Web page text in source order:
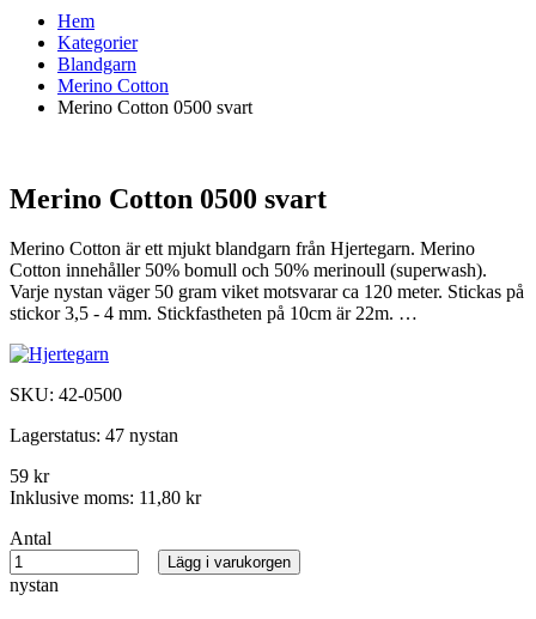
Hem
Kategorier
Blandgarn
Merino Cotton
Merino Cotton 0500 svart
Merino Cotton 0500 svart
Merino Cotton är ett mjukt blandgarn från Hjertegarn. Merino
Cotton innehåller 50% bomull och 50% merinoull (superwash).
Varje nystan väger 50 gram viket motsvarar ca 120 meter. Stickas på
stickor 3,5 - 4 mm. Stickfastheten på 10cm är 22m. …
SKU: 42-0500
Lagerstatus: 47 nystan
59 kr
Inklusive moms: 11,80 kr
Antal
nystan
Lägg i varukorgen